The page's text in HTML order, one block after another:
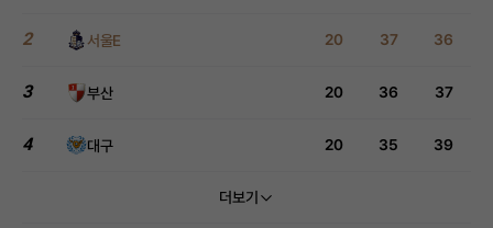
2 서울E 20 37 36
3 부산 20 36 37
4 대구 20 35 39
더보기